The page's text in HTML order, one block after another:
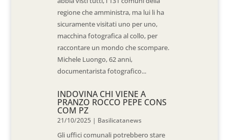
regione che amministra, ma lui li ha
sicuramente visitati uno per uno,
macchina fotografica al collo, per
raccontare un mondo che scompare.
Michele Luongo, 62 anni,
documentarista fotografico...
INDOVINA CHI VIENE A
PRANZO ROCCO PEPE CONS
COM PZ
21/10/2025 | Basilicatanews
Gli uffici comunali potrebbero stare